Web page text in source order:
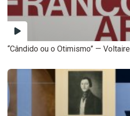
“Cândido ou o Otimismo” — Voltaire